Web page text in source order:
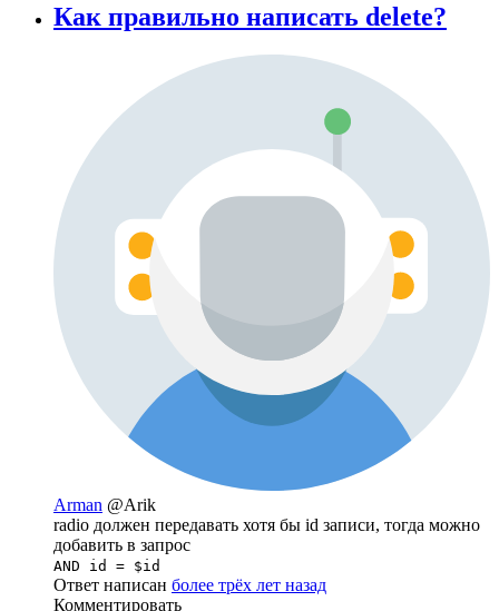
Как правильно написать delete?
Arman @Arik
radio должен передавать хотя бы id записи, тогда можно
добавить в запрос
AND id = $id
Ответ написан более трёх лет назад
Комментировать